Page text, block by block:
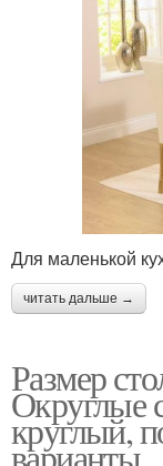
Для маленькой
читать дальше →
Размер
Округлые
круглый,
варианты